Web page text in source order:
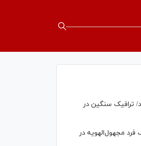
ترافیک سنگین در
مجهول‌الهویه در